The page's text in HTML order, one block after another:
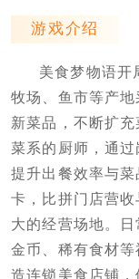
游戏介绍
美食梦物语开
牧场、鱼市等产
新菜品，不断扩
菜系的厨师，通过
提升出餐效率与
卡，比拼门店营
大的经营场地。
金币、稀有食材
造连锁美食店铺，